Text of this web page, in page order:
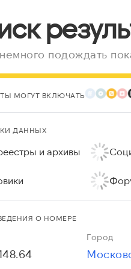
подождать
МОГУТ ВКЛЮЧАТЬ
ДАННЫХ
и архивы
О НОМЕРЕ
Город